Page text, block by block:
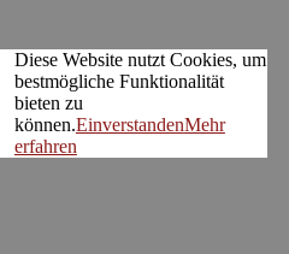
Diese Website nutzt Cookies, um
bestmögliche Funktionalität
bieten zu
können.EinverstandenMehr
erfahren